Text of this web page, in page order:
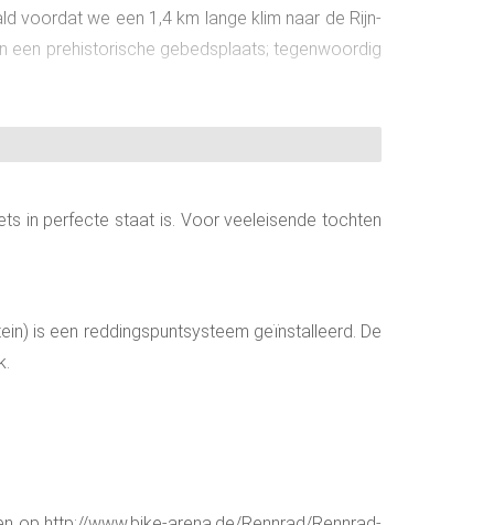
voordat we een 1,4 km lange klim naar de Rijn-
een prehistorische gebedsplaats; tegenwoordig
in perfecte staat is. Voor veeleisende tochten
is een reddingspuntsysteem geïnstalleerd. De